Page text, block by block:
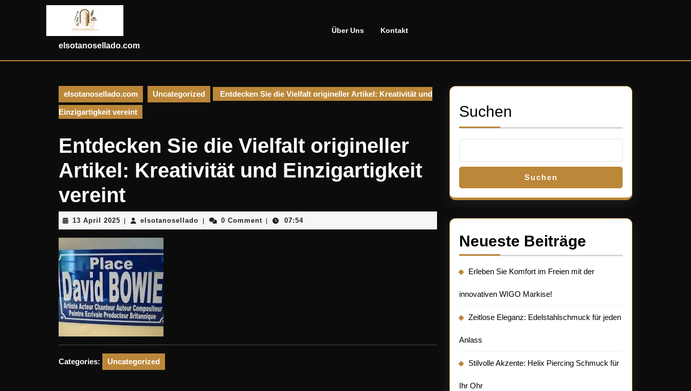
elsotanosellado.com
Über Uns Kontakt
elsotanosellado.com Uncategorized Entdecken Sie die Vielfalt origineller Artikel: Kreativität und
Einzigartigkeit vereint
Entdecken Sie die Vielfalt origineller
Artikel: Kreativität und Einzigartigkeit
vereint
13 April 2025 13
April
2025
elsotanosellado elsotanosellado
0 Comment 07:54
Categories: Uncategorized
Suchen
Suchen
Neueste Beiträge
Erleben Sie Komfort im Freien mit der
innovativen WIGO Markise!
Zeitlose Eleganz: Edelstahlschmuck für jeden
Anlass
Stilvolle Akzente: Helix Piercing Schmuck für
Ihr Ohr